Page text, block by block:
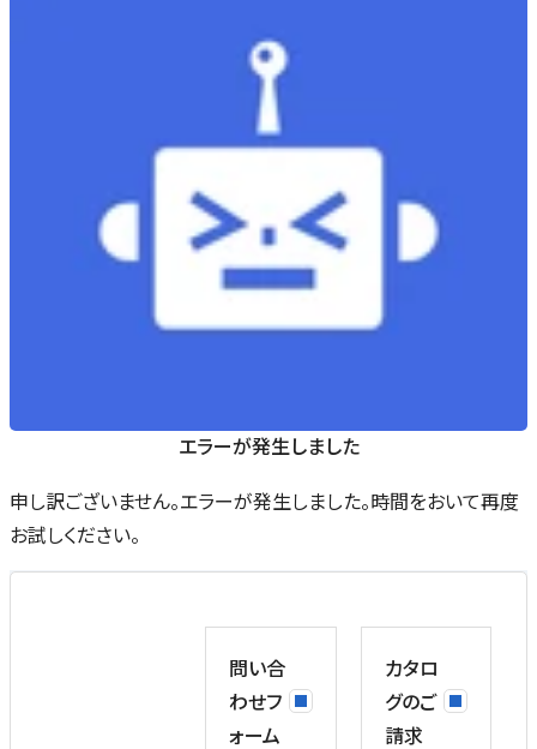
エラーが発生しました
申し訳ございません。エラーが発生しました。時間をおいて再度
お試しください。
問い合
わせフ
ォーム
カタロ
グのご
請求